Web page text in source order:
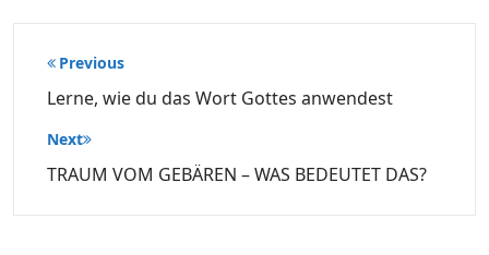
Beitragsnavigation
Previous
Lerne, wie du das Wort Gottes anwendest
Next
TRAUM VOM GEBÄREN – WAS BEDEUTET DAS?